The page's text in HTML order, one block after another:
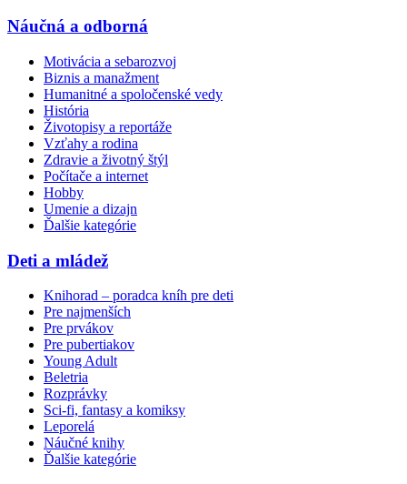
Náučná a odborná
Motivácia a sebarozvoj
Biznis a manažment
Humanitné a spoločenské vedy
História
Životopisy a reportáže
Vzťahy a rodina
Zdravie a životný štýl
Počítače a internet
Hobby
Umenie a dizajn
Ďalšie kategórie
Deti a mládež
Knihorad – poradca kníh pre deti
Pre najmenších
Pre prvákov
Pre pubertiakov
Young Adult
Beletria
Rozprávky
Sci-fi, fantasy a komiksy
Leporelá
Náučné knihy
Ďalšie kategórie